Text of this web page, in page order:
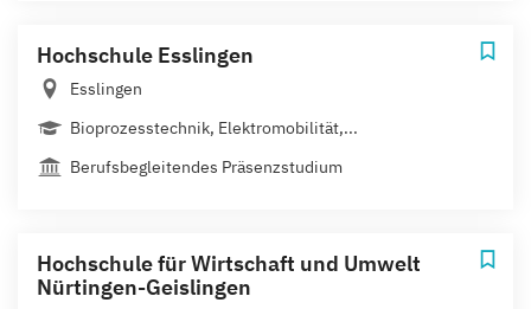
Hochschule Esslingen
Esslingen
Bioprozesstechnik, Elektromobilität,...
Berufsbegleitendes Präsenzstudium
Hochschule für Wirtschaft und Umwelt
Nürtingen-Geislingen